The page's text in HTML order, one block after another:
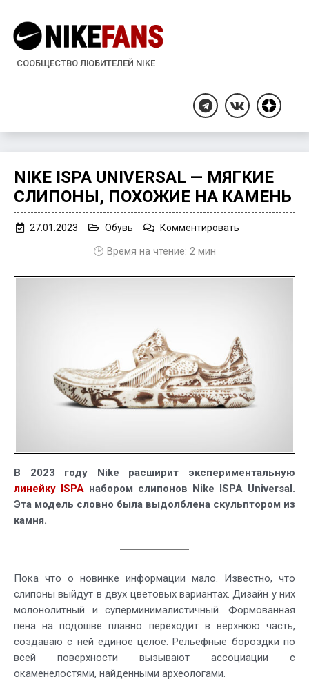
СООБЩЕСТВО ЛЮБИТЕЛЕЙ NIKE
TelegramВКонтакте
Дзен
NIKE ISPA UNIVERSAL — МЯГКИЕ
СЛИПОНЫ, ПОХОЖИЕ НА КАМЕНЬ
27.01.2023 Обувь Комментировать
на
камень
🕒 Время на чтение: 2 мин
В 2023 году Nike расширит экспериментальную
линейку ISPA набором слипонов Nike ISPA Universal.
Эта модель словно была выдолблена скульптором из
камня.
Пока что о новинке информации мало. Известно, что
слипоны выйдут в двух цветовых вариантах. Дизайн у них
молонолитный и суперминималистичный. Формованная
пена на подошве плавно переходит в верхнюю часть,
создаваю с ней единое целое. Рельефные бороздки по
всей поверхности вызывают ассоциации с
окаменелостями, найденными археологами.